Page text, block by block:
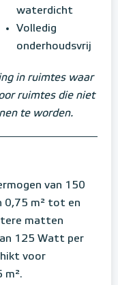
waterdicht
Volledig
onderhoudsvrij
in ruimtes waar
ruimtes die niet
te worden.
van 150
0,75 m² tot en
matten
125 Watt per
voor
m².